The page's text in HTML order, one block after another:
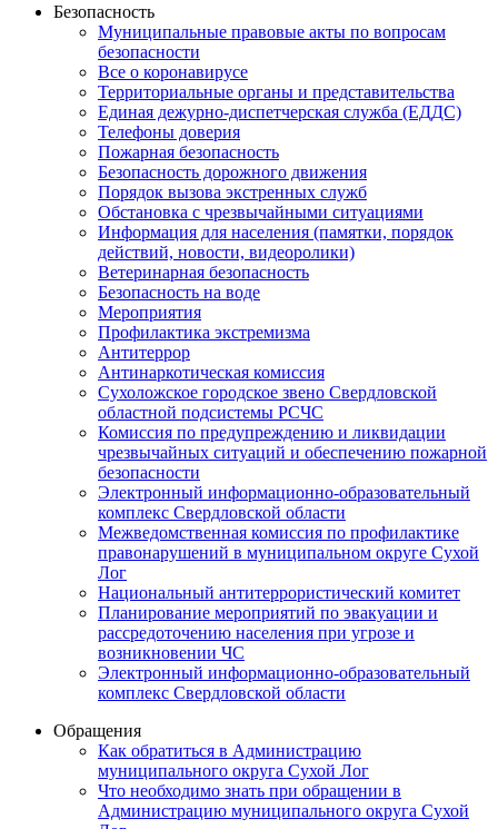
Безопасность
Муниципальные правовые акты по вопросам
безопасности
Все о коронавирусе
Территориальные органы и представительства
Единая дежурно-диспетчерская служба (ЕДДС)
Телефоны доверия
Пожарная безопасность
Безопасность дорожного движения
Порядок вызова экстренных служб
Обстановка с чрезвычайными ситуациями
Информация для населения (памятки, порядок
действий, новости, видеоролики)
Ветеринарная безопасность
Безопасность на воде
Мероприятия
Профилактика экстремизма
Антитеррор
Антинаркотическая комиссия
Сухоложское городское звено Свердловской
областной подсистемы РСЧС
Комиссия по предупреждению и ликвидации
чрезвычайных ситуаций и обеспечению пожарной
безопасности
Электронный информационно-образовательный
комплекс Cвердловской области
Межведомственная комиссия по профилактике
правонарушений в муниципальном округе Сухой
Лог
Национальный антитеррористический комитет
Планирование мероприятий по эвакуации и
рассредоточению населения при угрозе и
возникновении ЧС
Электронный информационно-образовательный
комплекс Свердловской области
Обращения
Как обратиться в Администрацию
муниципального округа Сухой Лог
Что необходимо знать при обращении в
Администрацию муниципального округа Сухой